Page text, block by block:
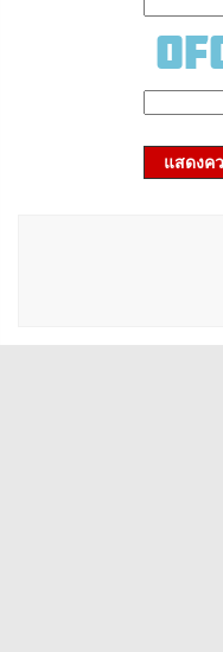
แสดงค